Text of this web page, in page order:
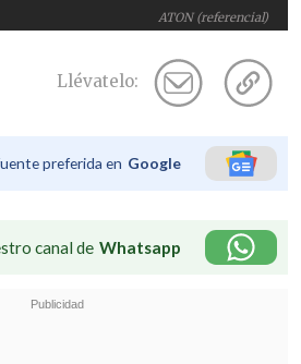
ATON (referencial)
Llévatelo:
preferida en Google
canal de Whatsapp